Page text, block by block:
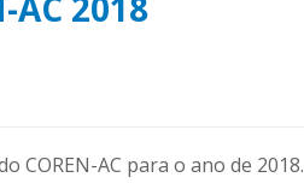
COREN-AC para o ano de 2018.